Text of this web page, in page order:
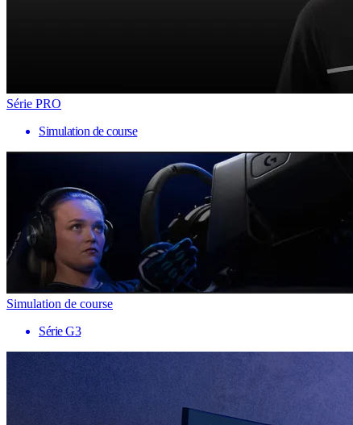
Série PRO
Simulation de course
Simulation de course
Série G3